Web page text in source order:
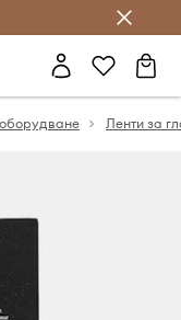
Ленти за